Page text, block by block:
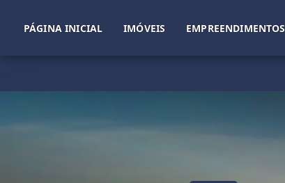
PÁGINA INICIAL IMÓVEIS EMPREENDIMENTOS